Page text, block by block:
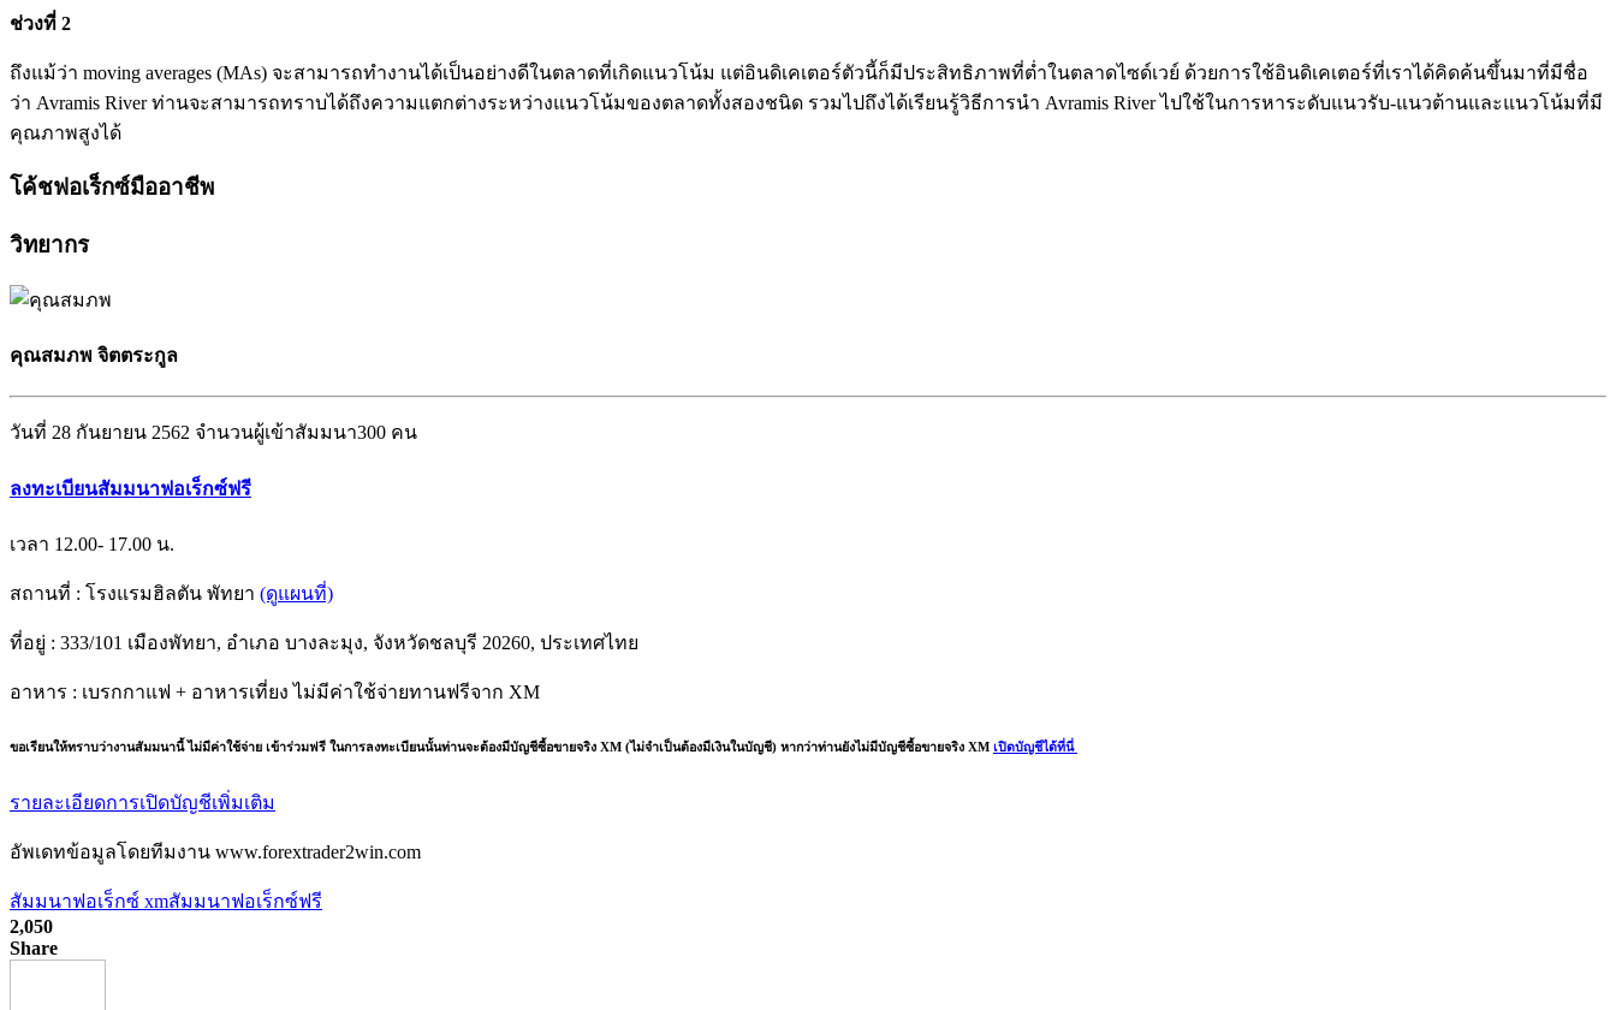
ช่วงที่ 2
ถึงแม้ว่า moving averages (MAs) จะสามารถทำงานได้เป็นอย่างดีในตลาดที่เกิดแนวโน้ม แต่อินดิเคเตอร์ตัวนี้ก็มีประสิทธิภาพที่ต่ำในตลาดไซด์เวย์ ด้วยการใช้อินดิเคเตอร์ที่เราได้คิดค้นขึ้นมาที่มีชื่อ
ว่า Avramis River ท่านจะสามารถทราบได้ถึงความแตกต่างระหว่างแนวโน้มของตลาดทั้งสองชนิด รวมไปถึงได้เรียนรู้วิธีการนำ Avramis River ไปใช้ในการหาระดับแนวรับ-แนวต้านและแนวโน้มที่มี
คุณภาพสูงได้
โค้ชฟอเร็กซ์มืออาชีพ
วิทยากร
คุณสมภพ จิตตระกูล
วันที่ 28 กันยายน 2562 จำนวนผู้เข้าสัมมนา300 คน
ลงทะเบียนสัมมนาฟอเร็กซ์ฟรี
เวลา 12.00- 17.00 น.
สถานที่ : โรงแรมฮิลตัน พัทยา (ดูแผนที่)
ที่อยู่ : 333/101 เมืองพัทยา, อำเภอ บางละมุง, จังหวัดชลบุรี 20260, ประเทศไทย
อาหาร : เบรกกาแฟ + อาหารเที่ยง ไม่มีค่าใช้จ่ายทานฟรีจาก XM
ขอเรียนให้ทราบว่างานสัมมนานี้ ไม่มีค่าใช้จ่าย เข้าร่วมฟรี ในการลงทะเบียนนั้นท่านจะต้องมีบัญชีซื้อขายจริง XM (ไม่จำเป็นต้องมีเงินในบัญชี) หากว่าท่านยังไม่มีบัญชีซื้อขายจริง XM เปิดบัญชีได้ที่นี่
รายละเอียดการเปิดบัญชีเพิ่มเติม
อัพเดทข้อมูลโดยทีมงาน www.forextrader2win.com
สัมมนาฟอเร็กซ์ xmสัมมนาฟอเร็กซ์ฟรี
2,050
Share